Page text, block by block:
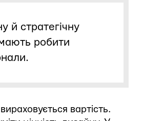
й стратегічну
робити
вартість.